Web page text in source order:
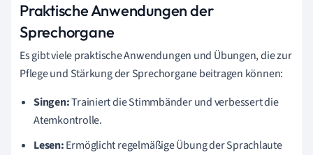
Praktische Anwendungen der
Sprechorgane
Es gibt viele praktische Anwendungen und Übungen, die zur
Pflege und Stärkung der Sprechorgane beitragen können:
Singen:Trainiert die Stimmbänder und verbessert die
Atemkontrolle.
Lesen:Ermöglicht regelmäßige Übung der Sprachlaute